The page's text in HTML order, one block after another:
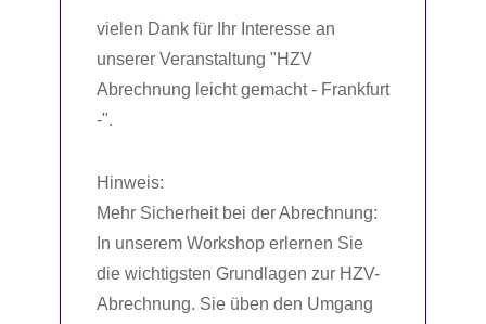
vielen Dank für Ihr Interesse an
unserer Veranstaltung "HZV
Abrechnung leicht gemacht - Frankfurt
-".
Hinweis:
Mehr Sicherheit bei der Abrechnung:
In unserem Workshop erlernen Sie
die wichtigsten Grundlagen zur HZV-
Abrechnung. Sie üben den Umgang